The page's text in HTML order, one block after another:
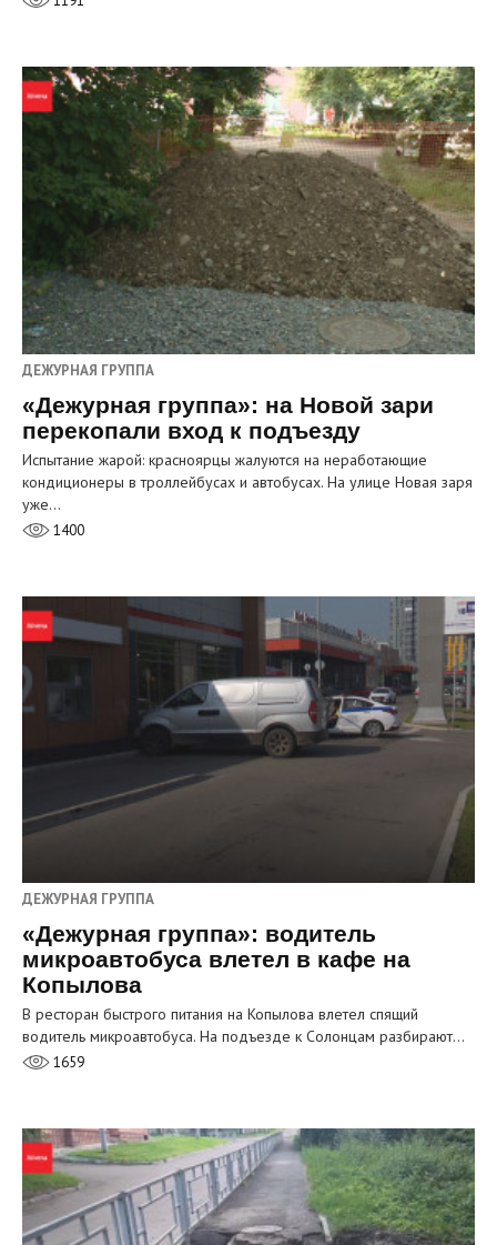
ДЕЖУРНАЯ ГРУППА
«Дежурная группа»: на Новой зари
перекопали вход к подъезду
Испытание жарой: красноярцы жалуются на неработающие
кондиционеры в троллейбусах и автобусах. На улице Новая заря
уже…
1400
ДЕЖУРНАЯ ГРУППА
«Дежурная группа»: водитель
микроавтобуса влетел в кафе на
Копылова
В ресторан быстрого питания на Копылова влетел спящий
водитель микроавтобуса. На подъезде к Солонцам разбирают…
1659